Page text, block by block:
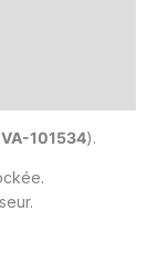
VA-101534).